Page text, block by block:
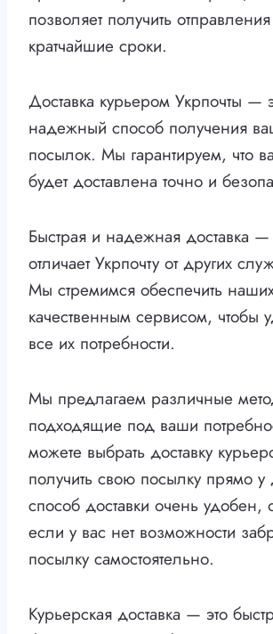
позволяет получить
кратчайшие сроки.
Доставка курьером Укрпочты —
надежный способ получения
посылок. Мы гарантируем, что
будет доставлена точно и
Быстрая и надежная доставка —
отличает Укрпочту от других
Мы стремимся обеспечить
качественным сервисом, чтобы
все их потребности.
Мы предлагаем различные
подходящие под ваши
можете выбрать доставку
получить свою посылку прямо у
способ доставки очень удобен,
если у вас нет возможности
посылку самостоятельно.
Курьерская доставка — это